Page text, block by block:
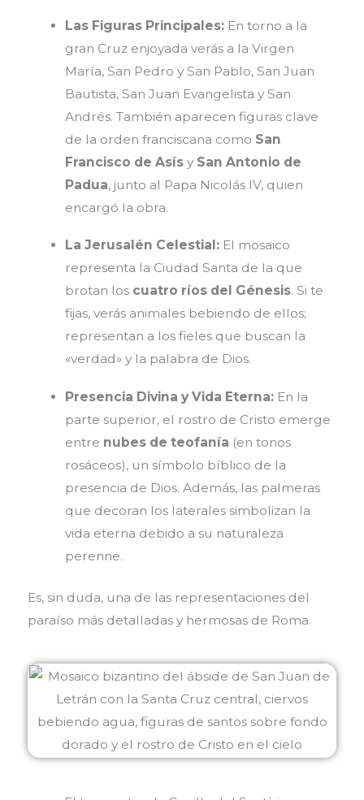
Las Figuras Principales: En torno a la
gran Cruz enjoyada verás a la Virgen
María, San Pedro y San Pablo, San Juan
Bautista, San Juan Evangelista y San
Andrés. También aparecen figuras clave
de la orden franciscana como San
Francisco de Asís y San Antonio de
Padua, junto al Papa Nicolás IV, quien
encargó la obra.
La Jerusalén Celestial: El mosaico
representa la Ciudad Santa de la que
brotan los cuatro ríos del Génesis. Si te
fijas, verás animales bebiendo de ellos;
representan a los fieles que buscan la
«verdad» y la palabra de Dios.
Presencia Divina y Vida Eterna: En la
parte superior, el rostro de Cristo emerge
entre nubes de teofanía (en tonos
rosáceos), un símbolo bíblico de la
presencia de Dios. Además, las palmeras
que decoran los laterales simbolizan la
vida eterna debido a su naturaleza
perenne.
Es, sin duda, una de las representaciones del
paraíso más detalladas y hermosas de Roma.